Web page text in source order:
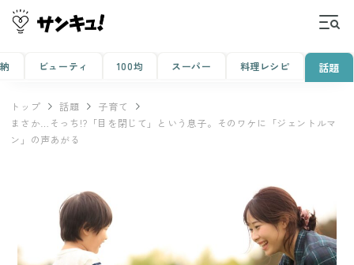
ビューティ 100均 スーパー 料理レシピ 話題
トップ 話題
子育て
まさか…そっち!?「目を閉じて」という息子。そのワケに「ジェントルマ
ン」の声あがる